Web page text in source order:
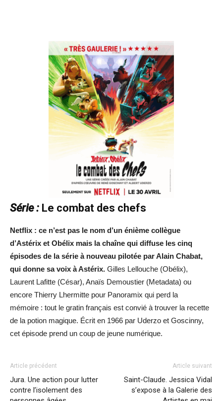
Série : Le combat des chefs
Netflix : ce n’est pas le nom d’un énième collègue
d’Astérix et Obélix mais la chaîne qui diffuse les cinq
épisodes de la série à nouveau pilotée par Alain Chabat,
qui donne sa voix à Astérix. Gilles Lellouche (Obélix),
Laurent Lafitte (César), Anaïs Demoustier (Metadata) ou
encore Thierry Lhermitte pour Panoramix qui perd la
mémoire : tout le gratin français est convié à trouver la recette
de la potion magique. Écrit en 1966 par Uderzo et Goscinny,
cet épisode prend un coup de jeune numérique.
Article précédent
Jura. Une action pour lutter
contre l’isolement des
Article suivant
Saint-Claude. Jessica Vidal
s’expose à la Galerie des